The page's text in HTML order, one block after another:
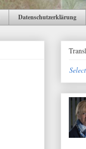
Datenschutzerklärung